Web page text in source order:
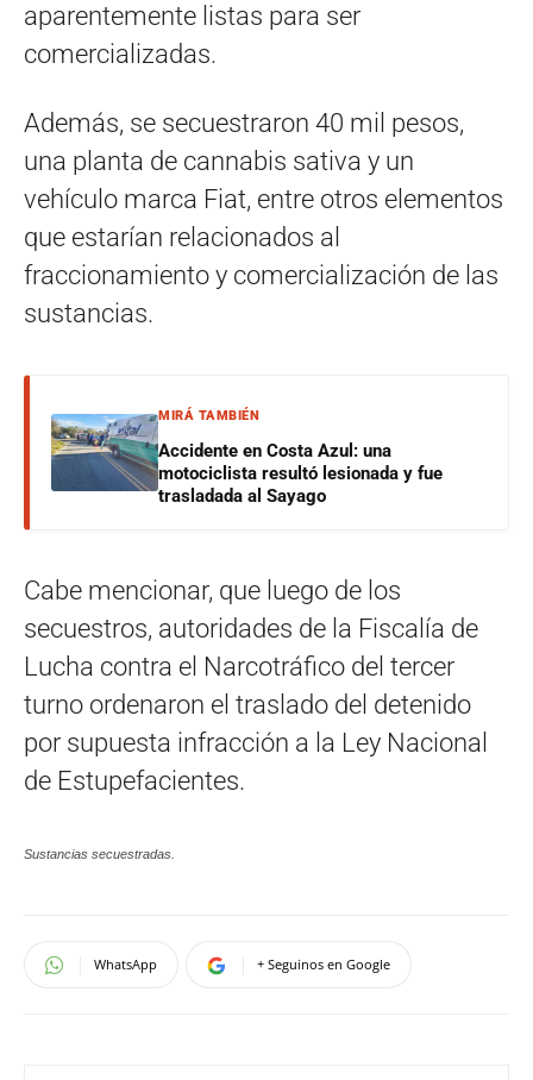
aparentemente listas para ser
comercializadas.
Además, se secuestraron 40 mil pesos,
una planta de cannabis sativa y un
vehículo marca Fiat, entre otros elementos
que estarían relacionados al
fraccionamiento y comercialización de las
sustancias.
MIRÁ TAMBIÉN
Accidente en Costa Azul: una
motociclista resultó lesionada y fue
trasladada al Sayago
Cabe mencionar, que luego de los
secuestros, autoridades de la Fiscalía de
Lucha contra el Narcotráfico del tercer
turno ordenaron el traslado del detenido
por supuesta infracción a la Ley Nacional
de Estupefacientes.
Sustancias secuestradas.
WhatsApp + Seguinos en Google